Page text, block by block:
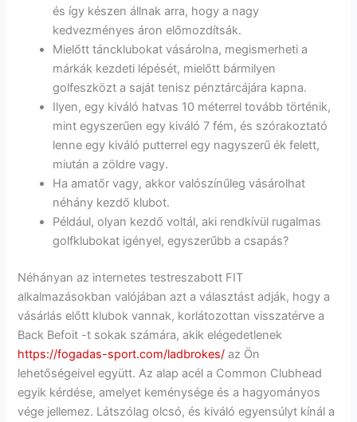
és így készen állnak arra, hogy a nagy
kedvezményes áron előmozdítsák.
Mielőtt táncklubokat vásárolna, megismerheti a
márkák kezdeti lépését, mielőtt bármilyen
golfeszközt a saját tenisz pénztárcájára kapna.
Ilyen, egy kiváló hatvas 10 méterrel tovább történik,
mint egyszerűen egy kiváló 7 fém, és szórakoztató
lenne egy kiváló putterrel egy nagyszerű ék felett,
miután a zöldre vagy.
Ha amatőr vagy, akkor valószínűleg vásárolhat
néhány kezdő klubot.
Például, olyan kezdő voltál, aki rendkívül rugalmas
golfklubokat igényel, egyszerűbb a csapás?
Néhányan az internetes testreszabott FIT
alkalmazásokban valójában azt a választást adják, hogy a
vásárlás előtt klubok vannak, korlátozottan visszatérve a
Back Befoit -t sokak számára, akik elégedetlenek
https://fogadas-sport.com/ladbrokes/ az Ön
lehetőségeivel együtt. Az alap acél a Common Clubhead
egyik kérdése, amelyet keménysége és a hagyományos
vége jellemez. Látszólag olcsó, és kiváló egyensúlyt kínál a